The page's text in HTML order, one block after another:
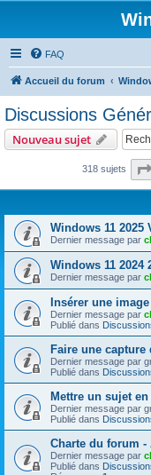
FAQ
Accueil du forum
Discussions
Nouveau sujet
318 sujets
Windows 11 2025
Dernier message par
Windows 11 2024
Dernier message par
Insérer une
Dernier message par
Publié dans
Faire une
Dernier message par
Publié dans
Mettre un sujet
Dernier message par
Publié dans
Charte du forum -
Dernier message par
Publié dans